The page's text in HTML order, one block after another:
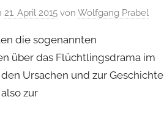
21. April 2015 vonWolfgang Prabel
die sogenannten
über das Flüchtlingsdrama im
Ursachen und zur Geschichte
zur